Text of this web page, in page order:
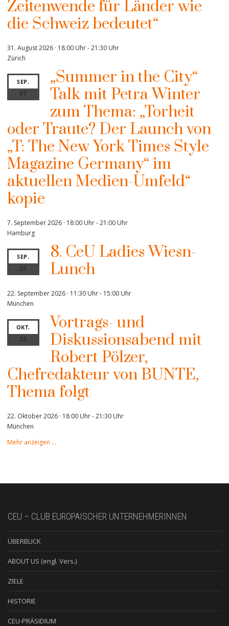
Zeitenwende für Länder wie
die Schweiz bedeutet“
31. August 2026 · 18:00 Uhr-21:30 Uhr
Zürich
SEP.
07
„Summer in the City“
Talk mit Petra Winter
zum Thema: „Torheit
oder Traute? Der Launch von
„T: The New York Times Style
Magazine Germany“ im
aktuellen Medien-Umfeld“
kopie
7. September 2026 · 18:00 Uhr-21:00 Uhr
Hamburg
SEP.
22
8. CeU Ladies Wiesn-
Lunch
22. September 2026 · 11:30 Uhr- 15:00 Uhr
München
OKT.
22
Vortrags- und
Diskussionsabend mit
Robert Pölzer,
Chefredakteur von BUNTE,
Thema folgt
22. Oktober 2026 · 18:00 Uhr-21:30 Uhr
München
Mehr anzeigen …
CEU – CLUB EUROPÄISCHER UNTERNEHMERINNEN
ÜBERBLICK
ABOUT US (engl. Vers.)
ZIELE
HISTORIE
CEU-PRÄSIDIUM